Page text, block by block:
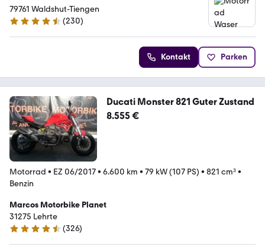
79761 Waldshut-Tiengen
4.3 Sterne
(230)
Kontakt Parken
Ducati Monster 821 Guter Zustand
8.555 €
Motorrad • EZ 06/2017• 6.600 km • 79 kW (107 PS) • 821 cm³•
Benzin
Marcos Motorbike Planet
31275 Lehrte
4.7 Sterne
(326)